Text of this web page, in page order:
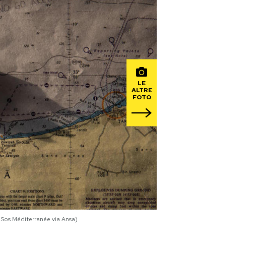
LE
ALTRE
FOTO
Méditerranée via Ansa)